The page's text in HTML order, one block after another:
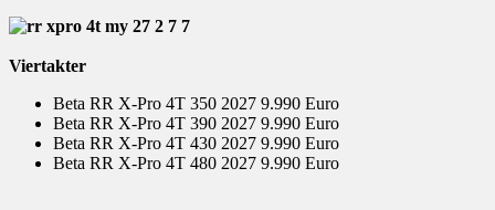
Viertakter
Beta RR X-Pro 4T 350 2027 9.990 Euro
Beta RR X-Pro 4T 390 2027 9.990 Euro
Beta RR X-Pro 4T 430 2027 9.990 Euro
Beta RR X-Pro 4T 480 2027 9.990 Euro